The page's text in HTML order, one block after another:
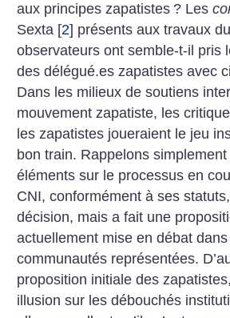
aux principes zapatistes ? Les
Sexta [2] présents aux travaux
observateurs ont semble-t-il pris
des délégué.es zapatistes avec
Dans les milieux de soutiens
mouvement zapatiste, les
les zapatistes joueraient le jeu
bon train. Rappelons
éléments sur le processus en
CNI, conformément à ses
décision, mais a fait une
actuellement mise en débat
communautés représentées.
proposition initiale des
illusion sur les débouchés